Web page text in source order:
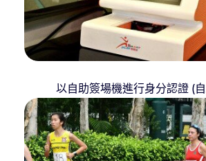
以自助簽場機進行身分認證 (